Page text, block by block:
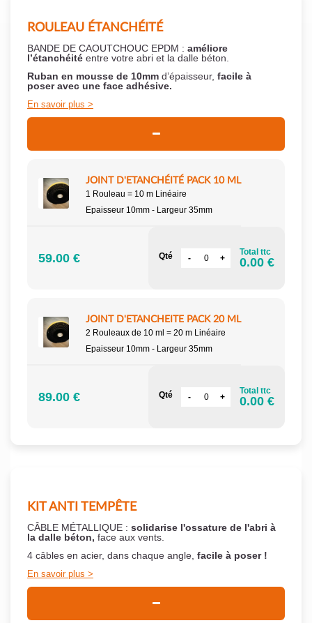
ROULEAU ÉTANCHÉITÉ
BANDE DE CAOUTCHOUC EPDM : améliore
l’étanchéité entre votre abri et la dalle béton.
Ruban en mousse de 10mm d’épaisseur, facile à
poser avec une face adhésive.
En savoir plus
JOINT D'ETANCHÉITÉ PACK 10 ML
1 Rouleau = 10 m Linéaire
Epaisseur 10mm - Largeur 35mm
59.00 € Qté Total ttc
0.00 €
JOINT D'ETANCHEITE PACK 20 ML
2 Rouleaux de 10 ml = 20 m Linéaire
Epaisseur 10mm - Largeur 35mm
89.00 € Qté Total ttc
0.00 €
KIT ANTI TEMPÊTE
CÂBLE MÉTALLIQUE : solidarise l'ossature de l'abri à
la dalle béton, face aux vents.
4 câbles en acier, dans chaque angle, facile à poser !
En savoir plus